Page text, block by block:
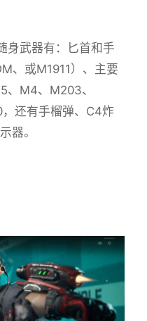
身武器有：匕首和手
、或M1911）、主要
、M4、M203、
还有手榴弹、C4炸
器。